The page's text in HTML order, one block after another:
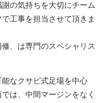
の気持ちを大切にチーム
工事を担当させて頂きま
、は専門のスペシャリス
なクサビ式足場を中心
は、中間マージンをなく